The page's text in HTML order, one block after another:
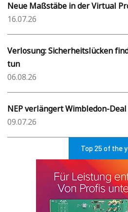
Neue Maßstäbe in der Virtual
16.07.26
Verlosung: Sicherheitslücken
tun
06.08.26
NEP verlängert Wimbledon-Deal
09.07.26
Top 25 of the